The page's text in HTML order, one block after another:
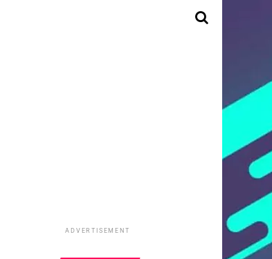
ADVERTISEMENT